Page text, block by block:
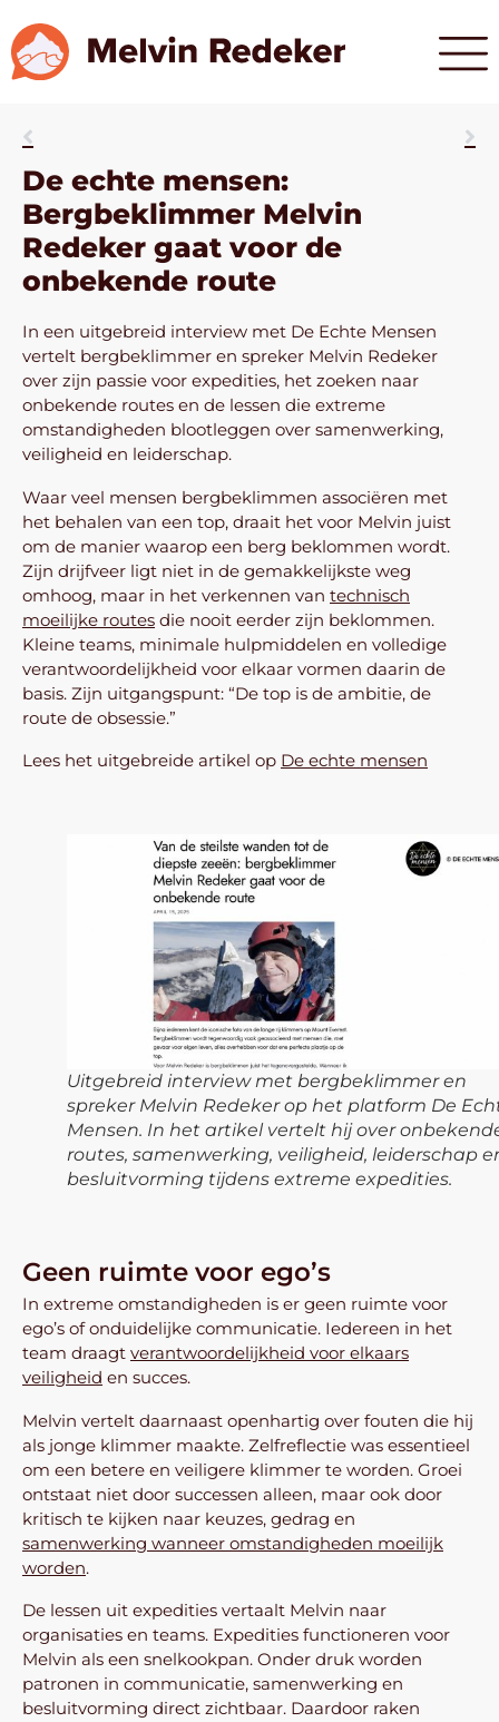
De echte mensen:
Bergbeklimmer Melvin
Redeker gaat voor de
onbekende route
In een uitgebreid interview met De Echte Mensen
vertelt bergbeklimmer en spreker Melvin Redeker
over zijn passie voor expedities, het zoeken naar
onbekende routes en de lessen die extreme
omstandigheden blootleggen over samenwerking,
veiligheid en leiderschap.
Waar veel mensen bergbeklimmen associëren met
het behalen van een top, draait het voor Melvin juist
om de manier waarop een berg beklommen wordt.
Zijn drijfveer ligt niet in de gemakkelijkste weg
omhoog, maar in het verkennen van technisch
moeilijke routes die nooit eerder zijn beklommen.
Kleine teams, minimale hulpmiddelen en volledige
verantwoordelijkheid voor elkaar vormen daarin de
basis. Zijn uitgangspunt: “De top is de ambitie, de
route de obsessie.”
Lees het uitgebreide artikel op De echte mensen
Uitgebreid interview met bergbeklimmer en
spreker Melvin Redeker op het platform De
Mensen. In het artikel vertelt hij over
routes, samenwerking, veiligheid, leiderschap
besluitvorming tijdens extreme expedities.
Geen ruimte voor ego’s
In extreme omstandigheden is er geen ruimte voor
ego’s of onduidelijke communicatie. Iedereen in het
team draagt verantwoordelijkheid voor elkaars
veiligheid en succes.
Melvin vertelt daarnaast openhartig over fouten die hij
als jonge klimmer maakte. Zelfreflectie was essentieel
om een betere en veiligere klimmer te worden. Groei
ontstaat niet door successen alleen, maar ook door
kritisch te kijken naar keuzes, gedrag en
samenwerking wanneer omstandigheden moeilijk
worden.
De lessen uit expedities vertaalt Melvin naar
organisaties en teams. Expedities functioneren voor
Melvin als een snelkookpan. Onder druk worden
patronen in communicatie, samenwerking en
besluitvorming direct zichtbaar. Daardoor raken